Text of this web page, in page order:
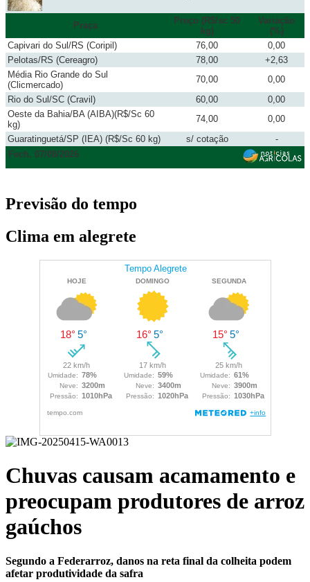
Praça
Preço (R$/sc 50
kg)
Variação
(%)
Capivari do Sul/RS (Coripil)
76,00
0,00
Pelotas/RS (Cereagro)
78,00
+2,63
Média Rio Grande do Sul
(Clicmercado)
70,00
0,00
Rio do Sul/SC (Cravil)
60,00
0,00
Oeste da Bahia/BA (AIBA)(R$/Sc 60
kg)
74,00
0,00
Guaratinguetá/SP (IEA) (R$/Sc 60 kg)
s/ cotação
-
Fech. 07/08/2026
Previsão do tempo
Clima em alegrete
Chuvas causam acamamento e
preocupam produtores de arroz
gaúchos
Segundo a Federarroz, danos na reta final da colheita podem
afetar produtividade da safra